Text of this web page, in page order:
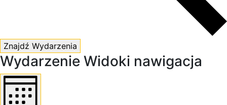
Znajdź Wydarzenia
Wydarzenie Widoki nawigacja